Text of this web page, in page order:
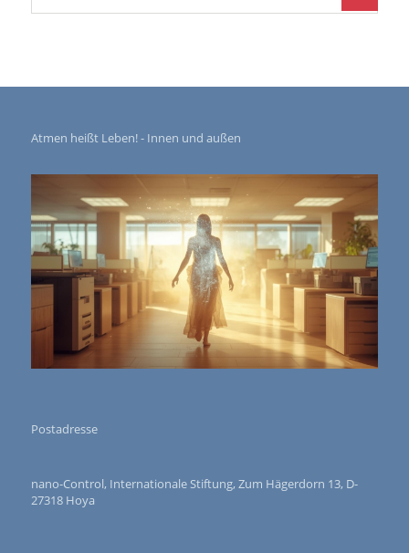
Atmen heißt Leben! - Innen und außen
Postadresse
nano-Control, Internationale Stiftung, Zum Hägerdorn 13, D-
27318 Hoya